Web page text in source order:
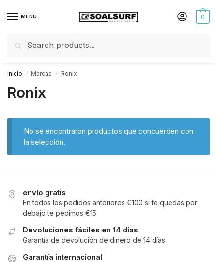
MENU
Buscar
0
Inicio / Marcas / Ronix
Ronix
No se encontraron productos que concuerden con
la selección.
envío gratis
En todos los pedidos anteriores €100 si te quedas por
debajo te pedimos €15
Devoluciones fáciles en 14 días
Garantía de devolución de dinero de 14 días
Garantía internacional